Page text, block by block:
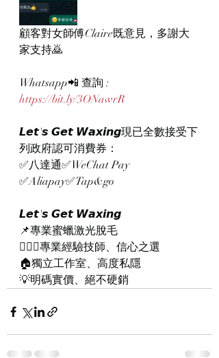
顧客對女師傅Claire既意見，多謝大
家支持🙇
Whatsapp📲 查詢 :
https://bit.ly/3ONawrR
𝙇𝙚𝙩'𝙨 𝙂𝙚𝙩 𝙒𝙖𝙭𝙞𝙣𝙜現已全數接受下
列政府認可消費券：
✅八達通✅WeChat Pay
✅Aliapay✅Tap&go
𝙇𝙚𝙩'𝙨 𝙂𝙚𝙩 𝙒𝙖𝙭𝙞𝙣𝙜
📌專業蜜蠟激光脫毛
👨🏻‍⚕️專業經驗技師、信心之選
🏠獨立工作室、高度私隱
💡明碼實價、絕不硬銷